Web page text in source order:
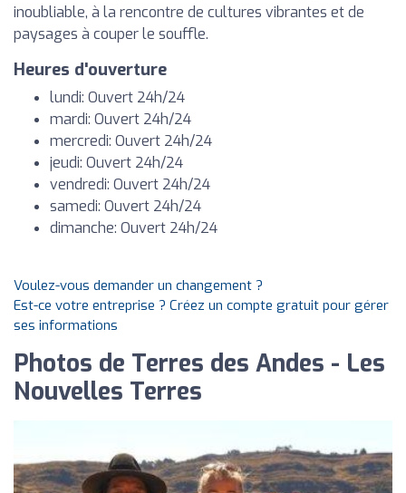
inoubliable, à la rencontre de cultures vibrantes et de
paysages à couper le souffle.
Heures d'ouverture
lundi: Ouvert 24h/24
mardi: Ouvert 24h/24
mercredi: Ouvert 24h/24
jeudi: Ouvert 24h/24
vendredi: Ouvert 24h/24
samedi: Ouvert 24h/24
dimanche: Ouvert 24h/24
Voulez-vous demander un changement ?
Est-ce votre entreprise ? Créez un compte gratuit pour gérer
ses informations
Photos de Terres des Andes - Les
Nouvelles Terres